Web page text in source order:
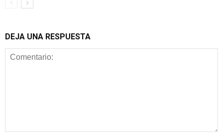
DEJA UNA RESPUESTA